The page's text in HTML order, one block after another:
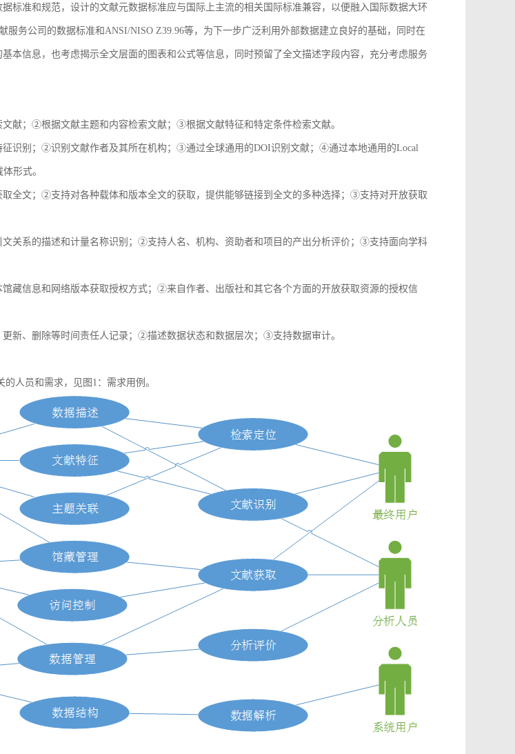
标准和规范，设计的文献元数据标准应与国际上主流的相关国际标准兼容，以便融入国际数据大环
服务公司的数据标准和ANSI/NISO Z39.96等，为下一步广泛利用外部数据建立良好的基础，同时在
本信息，也考虑揭示全文层面的图表和公式等信息，同时预留了全文描述字段内容，充分考虑服务
献；②根据文献主题和内容检索文献；③根据文献特征和特定条件检索文献。
识别；②识别文献作者及其所在机构；③通过全球通用的DOI识别文献；④通过本地通用的Local
形式。
全文；②支持对各种载体和版本全文的获取，提供能够链接到全文的多种选择；③支持对开放获取
关系的描述和计量名称识别；②支持人名、机构、资助者和项目的产出分析评价；③支持面向学科
藏信息和网络版本获取授权方式；②来自作者、出版社和其它各个方面的开放获取资源的授权信
新、删除等时间责任人记录；②描述数据状态和数据层次；③支持数据审计。
人员和需求，见图1：需求用例。